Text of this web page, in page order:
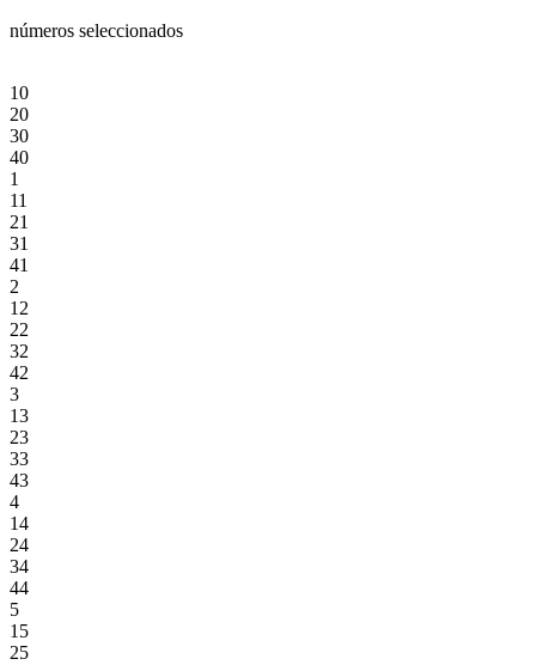
números seleccionados
10
20
30
40
1
11
21
31
41
2
12
22
32
42
3
13
23
33
43
4
14
24
34
44
5
15
25